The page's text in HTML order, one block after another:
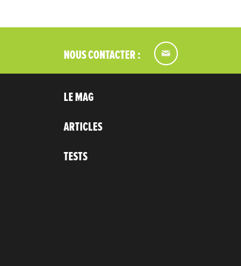
NOUS CONTACTER :
LE MAG
ARTICLES
TESTS